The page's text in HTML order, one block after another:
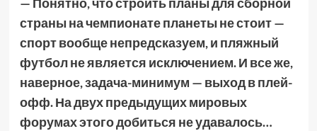
— Понятно, что строить планы для сборной
страны на чемпионате планеты не стоит —
спорт вообще непредсказуем, и пляжный
футбол не является исключением. И все же,
наверное, задача-минимум — выход в плей-
офф. На двух предыдущих мировых
форумах этого добиться не удавалось…